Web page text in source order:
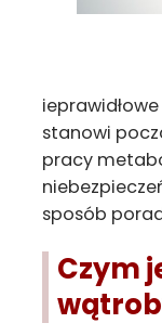
stanowi
pracy
sposób
Czym